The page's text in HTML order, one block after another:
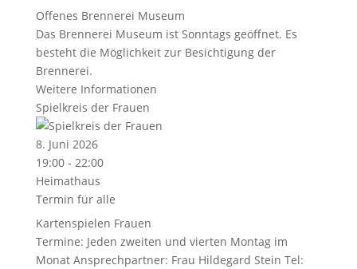
Offenes Brennerei Museum
Das Brennerei Museum ist Sonntags geöffnet. Es
besteht die Möglichkeit zur Besichtigung der
Brennerei.
Weitere Informationen
Spielkreis der Frauen
8. Juni 2026
19:00 - 22:00
Heimathaus
Termin für alle
Kartenspielen Frauen
Termine: Jeden zweiten und vierten Montag im
Monat Ansprechpartner: Frau Hildegard Stein Tel: